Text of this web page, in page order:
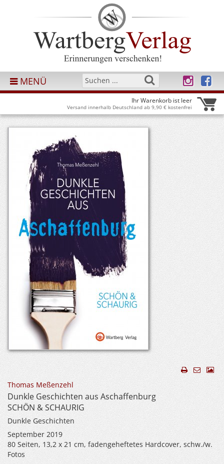
MENÜ
Ihr Warenkorb ist leer
Versand innerhalb Deutschland ab 9,90 € kostenfrei
Thomas Meßenzehl
Dunkle Geschichten aus Aschaffenburg
SCHÖN & SCHAURIG
Dunkle Geschichten
September 2019
80 Seiten, 13,2 x 21 cm, fadengeheftetes Hardcover, schw./w.
Fotos